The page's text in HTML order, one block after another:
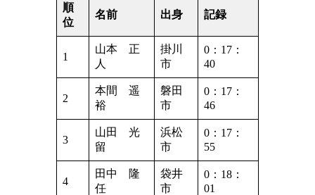
順
位
名前 出身 記録
1
山本 正
人
掛川
市
0：17：
40
2
本間 遥
裕
磐田
市
0：17：
46
3
山田 光
留
浜松
市
0：17：
55
4
田中 隆
任
袋井
市
0：18：
01